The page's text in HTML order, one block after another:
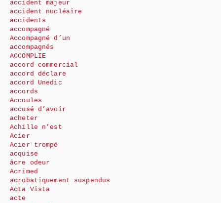
accident majeur
accident nucléaire
accidents
accompagné
Accompagné d’un
accompagnés
ACCOMPLIE
accord commercial
accord déclare
accord Unedic
accords
Accoules
accusé d’avoir
acheter
Achille n’est
Acier
Acier trompé
acquise
âcre odeur
Acrimed
acrobatiquement suspendus
Acta Vista
acte